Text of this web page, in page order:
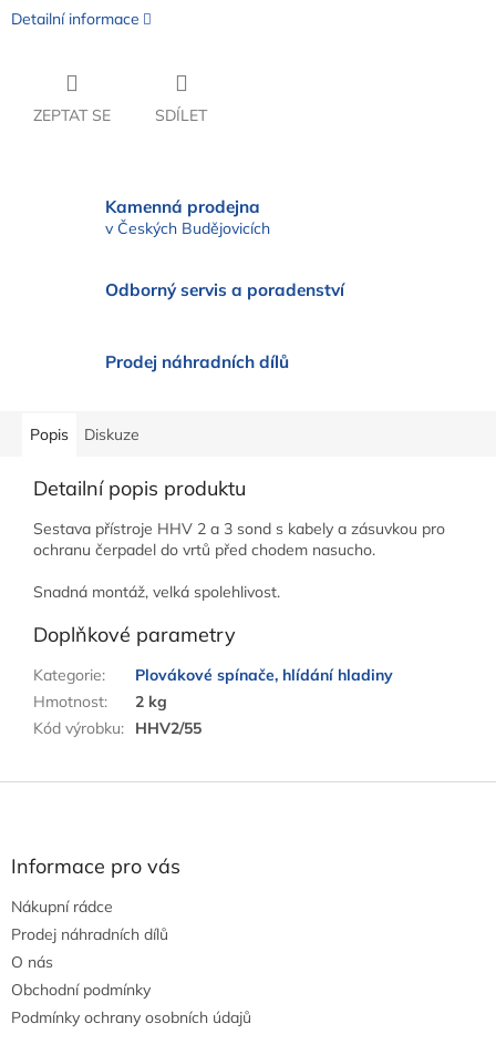
Detailní informace
ZEPTAT SE SDÍLET
Kamenná prodejna
v Českých Budějovicích
Odborný servis a poradenství
Prodej náhradních dílů
Popis Diskuze
Detailní popis produktu
Sestava přístroje HHV 2 a 3 sond s kabely a zásuvkou pro
ochranu čerpadel do vrtů před chodem nasucho.
Snadná montáž, velká spolehlivost.
Doplňkové parametry
Kategorie:
Plovákové spínače, hlídání hladiny
Hmotnost:
2 kg
Kód výrobku: HHV2/55
Informace pro vás
Nákupní rádce
Prodej náhradních dílů
O nás
Obchodní podmínky
Podmínky ochrany osobních údajů